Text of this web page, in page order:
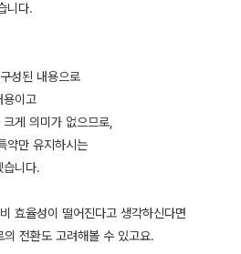
니다.
성된 내용으로
용이고
게 의미가 없으므로,
약만 유지하시는
습니다.
효율성이 떨어진다고 생각하신다면
전환도 고려해볼 수 있고요.